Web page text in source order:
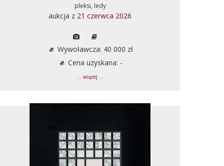
pleksi, ledy
aukcja z 21 czerwca 2026
Wywoławcza: 40 000 zł
Cena uzyskana: -
... więcej ...